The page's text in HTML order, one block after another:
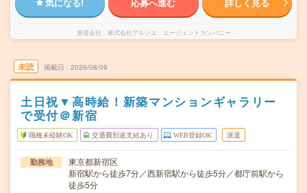
派遣会社 株式会社アルシエ エージェントカンパニー
未読 掲載日 2026/08/09
土日祝▼高時給！新築マンションギャラリー
で受付＠新宿
職種未経験OK 交通費別途支給あり WEB登録OK 派遣
勤務地
東京都新宿区
新宿駅から徒歩7分／西新宿駅から徒歩5分／都庁前駅から
徒歩5分